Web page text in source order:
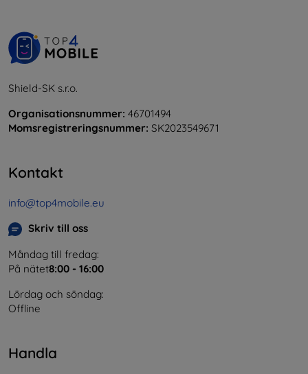
Shield-SK s.r.o.
Organisationsnummer: 46701494
Momsregistreringsnummer: SK2023549671
Kontakt
info@top4mobile.eu
Skriv till oss
Måndag till fredag:
På nätet8:00 - 16:00
Lördag och söndag:
Offline
Handla